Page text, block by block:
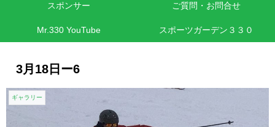
スポンサー ご質問・お問合せ
Mr.330 YouTube スポーツガーデン３３０
3月18日ー6
ギャラリー